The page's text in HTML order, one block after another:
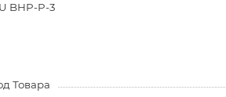
BHP-P-3
Товара